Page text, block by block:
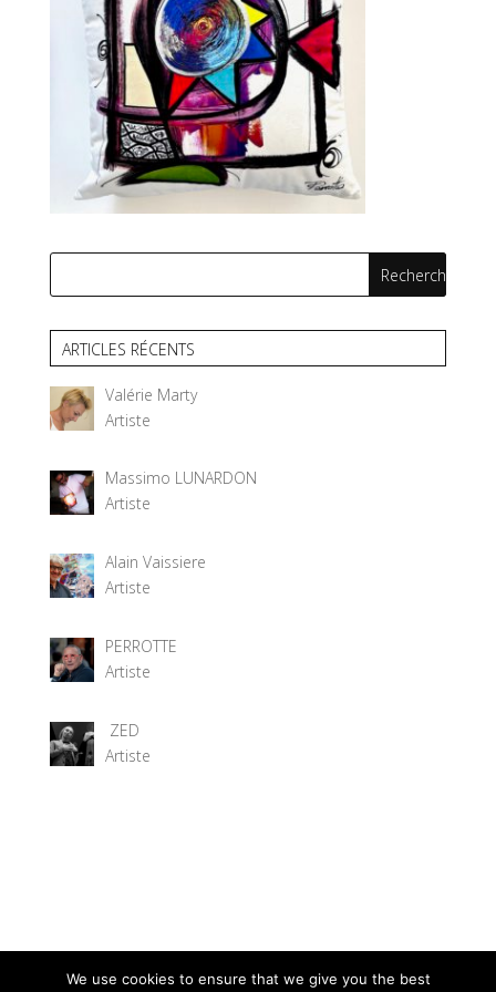
ARTICLES RÉCENTS
Valérie Marty
Artiste
Massimo LUNARDON
Artiste
Alain Vaissiere
Artiste
PERROTTE
Artiste
ZED
Artiste
We use cookies to ensure that we give you the best